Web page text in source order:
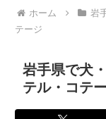
ホーム
岩
テージ
岩手県で犬
テル・コテ